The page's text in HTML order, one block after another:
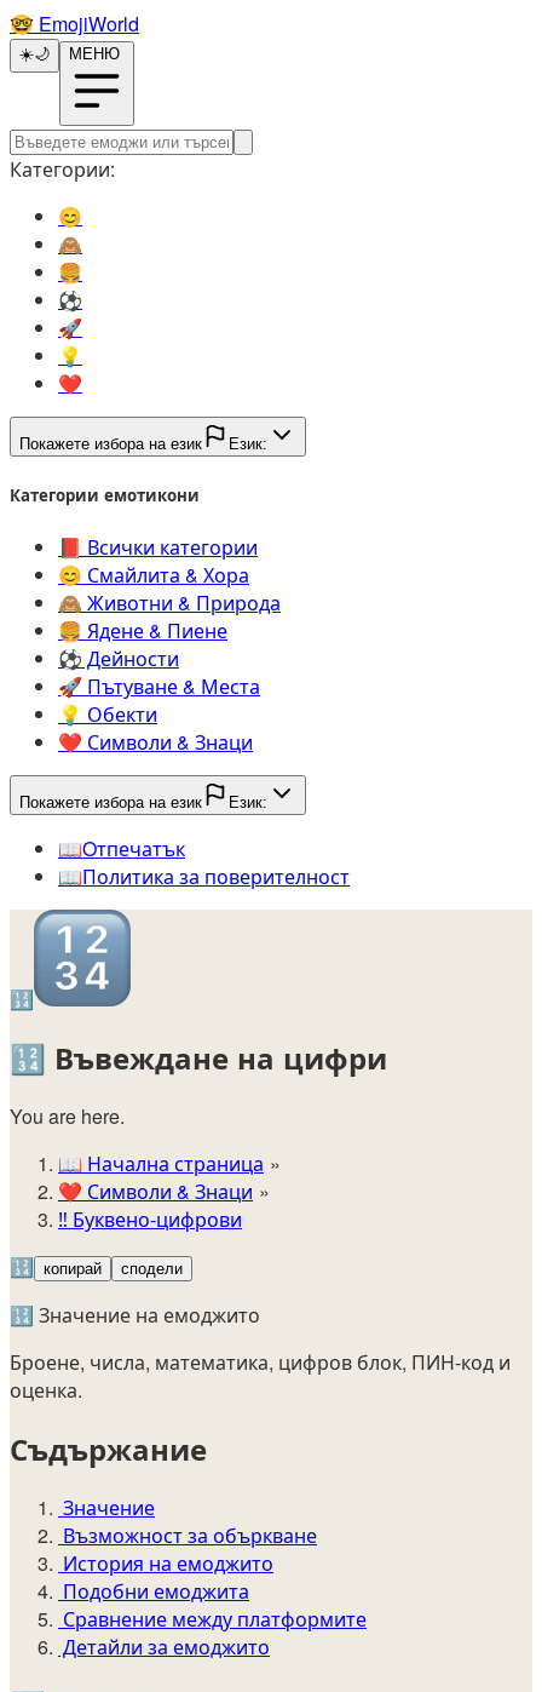
🤓️ EmojiWorld
☀️🌙 МЕНЮ
Категории:
😊️
🙈️
🍔️
⚽️
🚀️
💡️
❤️
Покажете избора на език Език:
Категории емотикони
📕️ Всички категории
😊️ Смайлита & Хора
🙈️ Животни & Природа
🍔️ Ядене & Пиене
⚽️ Дейности
🚀️ Пътуване & Места
💡️ Обекти
❤️ Символи & Знаци
Покажете избора на език Език:
📖️Oтпечатък
📖️Политика за поверителност
🔢
🔢 Въвеждане на цифри
You are here.
📖 Начална страница
❤️ Символи & Знаци
‼️ Буквено-цифрови
🔢 копирай сподели
🔢 Значение на емоджито
Броене, числа, математика, цифров блок, ПИН-код и
оценка.
Съдържание
Значение
Възможност за объркване
История на емоджито
Подобни емоджита
Сравнение между платформите
Детайли за емоджито